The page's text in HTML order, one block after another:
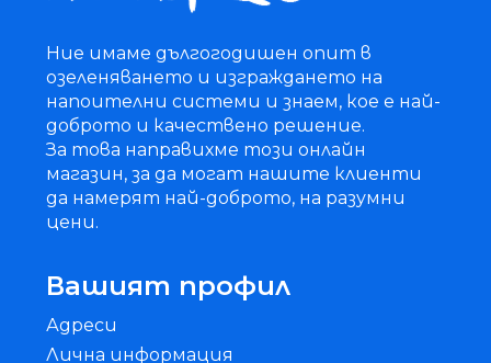
Ние имаме дългогодишен опит в
озеленяването и изграждането на
напоителни системи и знаем, кое е най-
доброто и качествено решение.
За това направихме този онлайн
магазин, за да могат нашите клиенти
да намерят най-доброто, на разумни
цени.
Вашият профил
Адреси
Лична информация